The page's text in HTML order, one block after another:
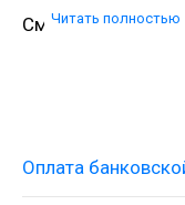
Смеситель
Читать полностью
Оплата